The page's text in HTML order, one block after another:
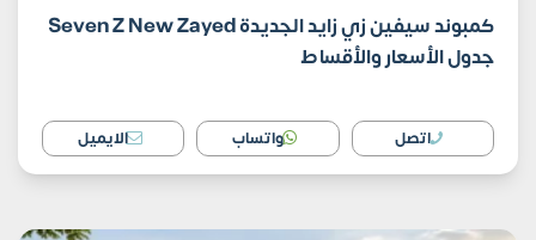
كمبوند سيفين زي زايد الجديدة Seven Z New Zayed
جدول الأسعار والأقساط
اتصل واتساب الايميل